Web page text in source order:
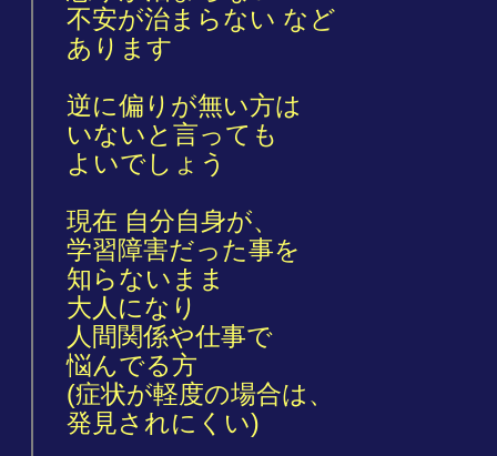
不安が治まらない など
あります
逆に偏りが無い方は
いないと言っても
よいでしょう
現在 自分自身が、
学習障害だった事を
知らないまま
大人になり
人間関係や仕事で
悩んでる方
(症状が軽度の場合は、
発見されにくい)